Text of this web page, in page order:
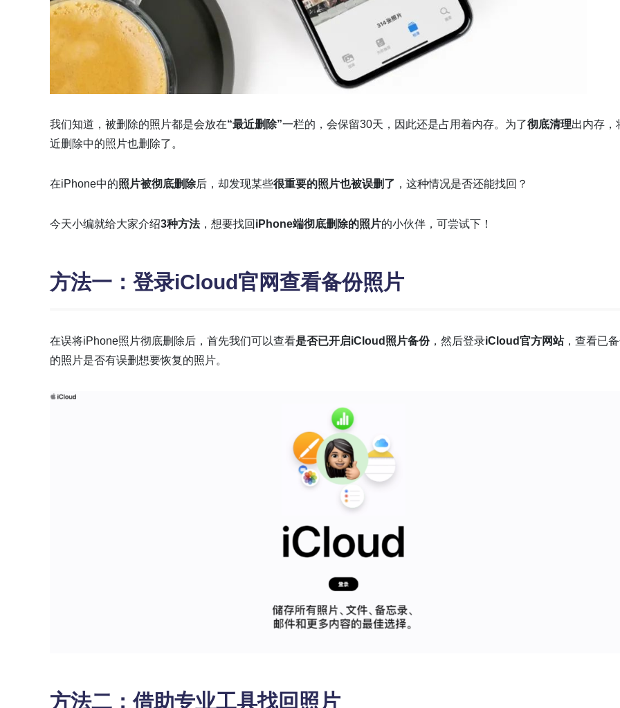
我们知道，被删除的照片都是会放在“最近删除”一栏的，会保留30天，因此还是占用着内存。为了彻底清理出内存，
近删除中的照片也删除了。
在iPhone中的照片被彻底删除后，却发现某些很重要的照片也被误删了 ，这种情况是否还能找回？
今天小编就给大家介绍3种方法，想要找回 iPhone端彻底删除的照片的小伙伴，可尝试下！
方法一：登录iCloud官网查看备份照片
在误将iPhone照片彻底删除后，首先我们可以查看是否已开启iCloud照片备份，然后登录iCloud官方网站，查看已
的照片是否有误删想要恢复的照片。
方法二：借助专业工具找回照片